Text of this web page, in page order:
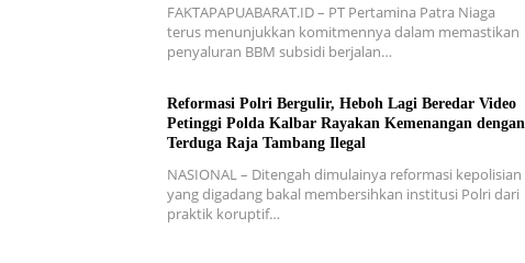
FAKTAPAPUABARAT.ID – PT Pertamina Patra Niaga
terus menunjukkan komitmennya dalam memastikan
penyaluran BBM subsidi berjalan…
Reformasi Polri Bergulir, Heboh Lagi Beredar Video
Petinggi Polda Kalbar Rayakan Kemenangan dengan
Terduga Raja Tambang Ilegal
NASIONAL – Ditengah dimulainya reformasi kepolisian
yang digadang bakal membersihkan institusi Polri dari
praktik koruptif…